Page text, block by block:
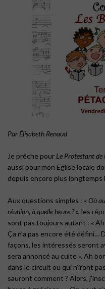
Par Élisabeth Renaud
Je prêche pour Le Protestant de
aussi pour mon Église locale
depuis encore plus longtemps
Aux questions simples : « Où
réunion, à quelle heure ?», les
sont pas toujours autant : « Ah
Ça n’a pas encore été défini…
façons, les intéressés seront
sera annoncé au culte ». Ah
dans le circuit ou qui n’iront
sauront comment ? Alors,